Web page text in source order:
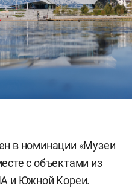
в номинации «Музеи
с объектами из
и Южной Кореи.